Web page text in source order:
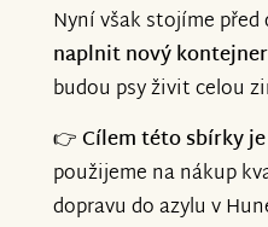
Nyní však stojíme
naplnit nový
budou psy živit celou
👉Cílem této sbírky
použijeme na nákup
dopravu do azylu v